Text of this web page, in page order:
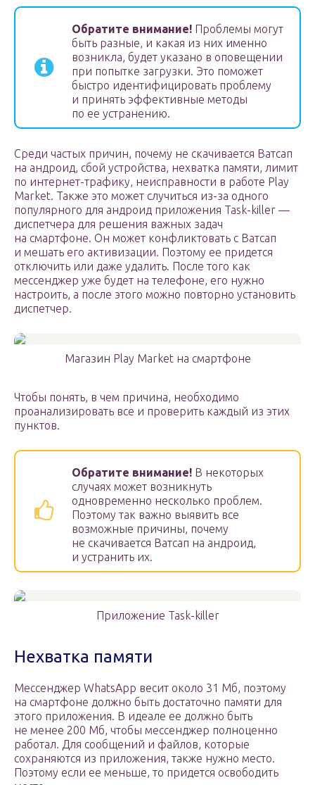
Обратите внимание! Проблемы могут
быть разные, и какая из них именно
возникла, будет указано в оповещении
при попытке загрузки. Это поможет
быстро идентифицировать проблему
и принять эффективные методы
по ее устранению.
Среди частых причин, почему не скачивается Ватсап
на андроид, сбой устройства, нехватка памяти, лимит
по интернет-трафику, неисправности в работе Play
Market. Также это может случиться из-за одного
популярного для андроид приложения Task-killer —
диспетчера для решения важных задач
на смартфоне. Он может конфликтовать с Ватсап
и мешать его активизации. Поэтому ее придется
отключить или даже удалить. После того как
мессенджер уже будет на телефоне, его нужно
настроить, а после этого можно повторно установить
диспетчер.
Магазин Play Market на смартфоне
Чтобы понять, в чем причина, необходимо
проанализировать все и проверить каждый из этих
пунктов.
Обратите внимание! В некоторых
случаях может возникнуть
одновременно несколько проблем.
Поэтому так важно выявить все
возможные причины, почему
не скачивается Ватсап на андроид,
и устранить их.
Приложение Task-killer
Нехватка памяти
Мессенджер WhatsApp весит около 31 Мб, поэтому
на смартфоне должно быть достаточно памяти для
этого приложения. В идеале ее должно быть
не менее 200 Мб, чтобы мессенджер полноценно
работал. Для сообщений и файлов, которые
сохраняются из приложения, также нужно место.
Поэтому если ее меньше, то придется освободить